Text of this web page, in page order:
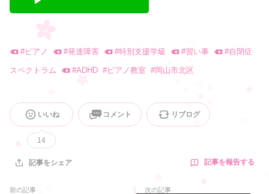
#ピアノ #発達障害 #特別支援学級 #習い事 #自閉症
スペクトラム #ADHD #ピアノ教室 #岡山市北区
いいね
14
コメント リブログ
記事をシェア 記事を報告する
前の記事 次の記事